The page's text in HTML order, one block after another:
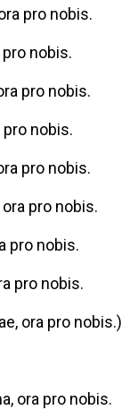
pro nobis.
nobis.
pro nobis.
nobis.
pro nobis.
pro nobis.
pro nobis.
pro nobis.
ora pro nobis.)
ora pro nobis.